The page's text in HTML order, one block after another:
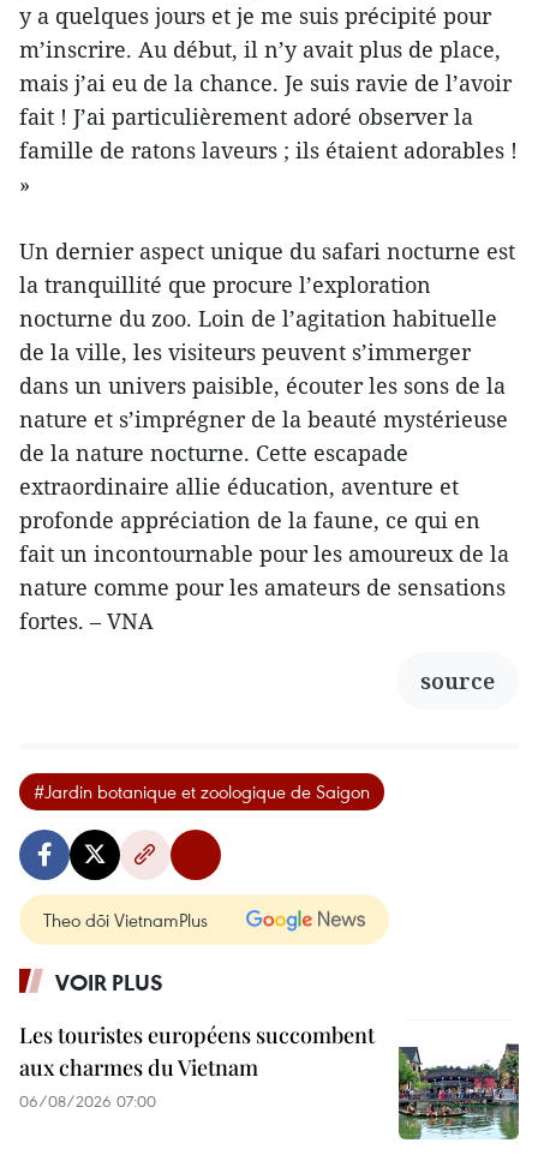
y a quelques jours et je me suis précipité pour
m’inscrire. Au début, il n’y avait plus de place,
mais j’ai eu de la chance. Je suis ravie de l’avoir
fait ! J’ai particulièrement adoré observer la
famille de ratons laveurs ; ils étaient adorables !
»
Un dernier aspect unique du safari nocturne est
la tranquillité que procure l’exploration
nocturne du zoo. Loin de l’agitation habituelle
de la ville, les visiteurs peuvent s’immerger
dans un univers paisible, écouter les sons de la
nature et s’imprégner de la beauté mystérieuse
de la nature nocturne. Cette escapade
extraordinaire allie éducation, aventure et
profonde appréciation de la faune, ce qui en
fait un incontournable pour les amoureux de la
nature comme pour les amateurs de sensations
fortes. – VNA
source
#Jardin botanique et zoologique de Saigon
Theo dõi VietnamPlus
VOIR PLUS
Les touristes européens succombent
aux charmes du Vietnam
06/08/2026 07:00